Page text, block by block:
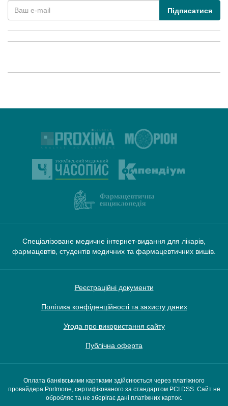
Підписатися
Спеціалізоване медичне інтернет-видання для лікарів,
фармацевтів, студентів медичних та фармацевтичних вишів.
Реєстраційні документи
Політика конфіденційності та захисту даних
Угода про використання сайту
Публічна оферта
Оплата банківськими картками здійснюється через платіжного
провайдера Portmone, сертифікованого за стандартом PCI DSS. Сайт не
обробляє та не зберігає дані платіжних карток.